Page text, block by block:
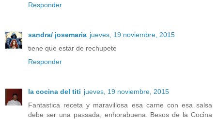
Responder
sandra/ josemaria jueves, 19 noviembre, 2015
tiene que estar de rechupete
Responder
la cocina del titi jueves, 19 noviembre, 2015
Fantastica receta y maravillosa esa carne con esa salsa
debe ser una passada, enhorabuena. Besos de la Cocina